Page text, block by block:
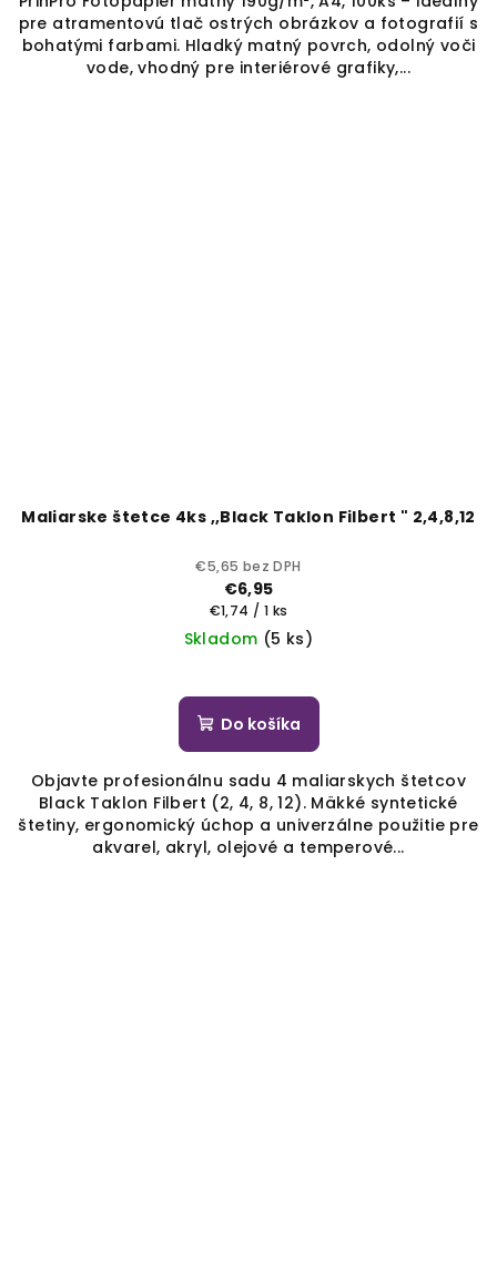
pre atramentovú tlač ostrých obrázkov a fotografií s
bohatými farbami. Hladký matný povrch, odolný voči
vode, vhodný pre interiérové grafiky,...
Maliarske štetce 4ks ,,Black Taklon Filbert " 2,4,8,12
€5,65 bez DPH
€6,95
Jednotková
cena:
€1,74 / 1 ks
Skladom (5 ks)
Do košíka
Objavte profesionálnu sadu 4 maliarskych štetcov
Black Taklon Filbert (2, 4, 8, 12). Mäkké syntetické
štetiny, ergonomický úchop a univerzálne použitie pre
akvarel, akryl, olejové a temperové...